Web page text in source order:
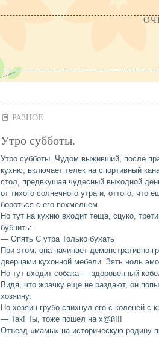
РАЗНОЕ
Утро субботы.
Утро субботы. Чудом выживший, после
кухню, включает телек на спортивный
стол, предвкушая чудесный выходной
от тихого солнечного утра и, оттого, что
бороться с его похмельем.
Но тут на кухню входит теща, сцуко,
бубнить:
— Опять С утра Только бухать
При этом, она начинает демонстративно
дверцами кухонной мебели. Зять ноль
Но тут входит собака — здоровенный
Видя, что жрачку еще не раздают, он
хозяину.
Но хозяин грубо спихнул его с коленей с
— Так! Ты, тоже пошел на х@й!!!
Отъезд «мамы» на историческую родину